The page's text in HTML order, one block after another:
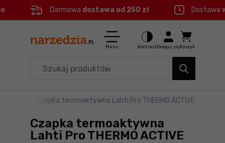
Menu główne
Informacje o produkcie
Do koszyka
Szczegółowe informacje
Darmowa dostawa od 250 zł Dostawa
Menu KontrastZaloguj się Koszyk
Elektronarzędzia
Akcesoria
Czapka termoaktywna Lahti Pro THERMO ACTIVE
Czapka termoaktywna
Lahti Pro THERMO ACTIVE